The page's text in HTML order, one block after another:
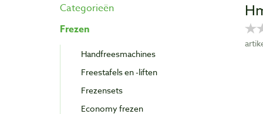
Categorieën
Frezen
Handfreesmachines
Freestafels en -liften
Frezensets
Economy frezen